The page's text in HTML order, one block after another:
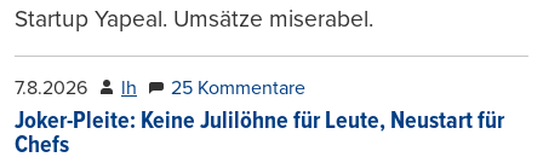
Startup Yapeal. Umsätze miserabel.
7.8.2026 lh 25 Kommentare
Joker-Pleite: Keine Julilöhne für Leute, Neustart für
Chefs